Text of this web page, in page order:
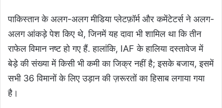
पाकिस्तान के अलग-अलग मीडिया प्लेटफ़ॉर्म और कमेंटेटर्स ने अलग-
अलग आंकड़े पेश किए थे, जिनमें यह दावा भी शामिल था कि तीन
राफेल विमान नष्ट हो गए हैं. हालांकि, IAF के हालिया दस्तावेज में
बेड़े की संख्या में किसी भी कमी का जिक्र नहीं है; इसके बजाय, इसमें
सभी 36 विमानों के लिए उड़ान की ज़रूरतों का हिसाब लगाया गया
है।